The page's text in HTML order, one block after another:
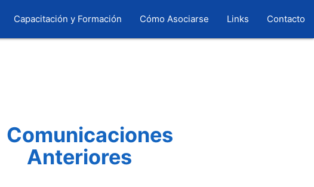
Capacitación y Formación Cómo Asociarse Links Contacto
Comunicaciones
Anteriores